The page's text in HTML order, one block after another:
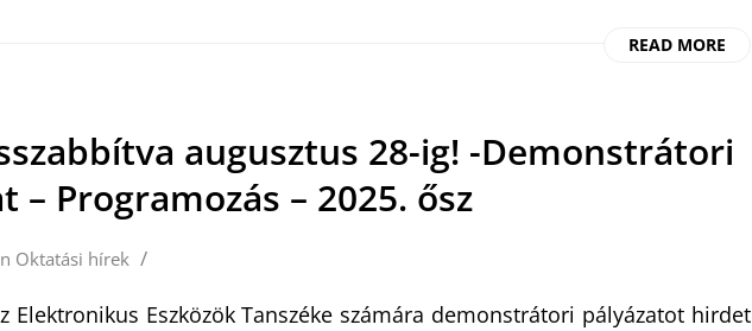
READ MORE
augusztus 28-ig! -Demonstrátori
– Programozás – 2025. ősz
Oktatási hírek /
Elektronikus Eszközök Tanszéke számára demonstrátori pályázatot hirdet